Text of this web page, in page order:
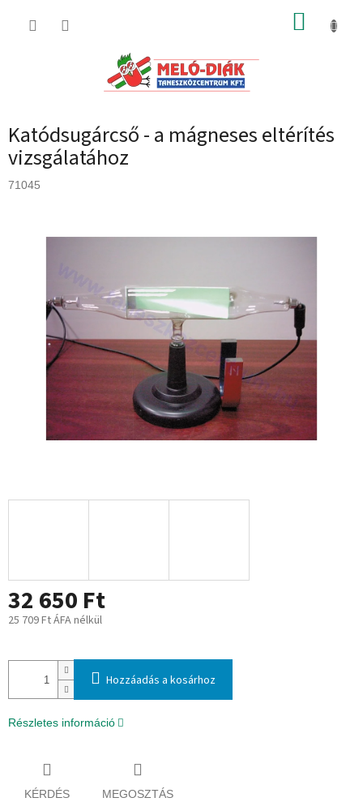
KOSÁR
Katódsugárcső - a mágneses eltérítés
vizsgálatához
71045
32 650 Ft
25 709 Ft ÁFA nélkül
Hozzáadás a kosárhoz
Részletes információ
KÉRDÉS MEGOSZTÁS